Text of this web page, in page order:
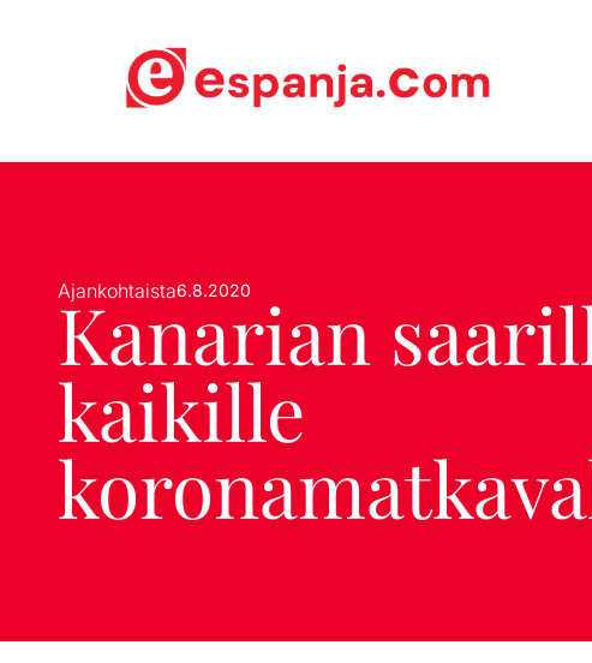
Ajankohtaista6.8.2020
Kanarian
kaikille